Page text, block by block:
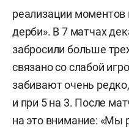
реализации моментов
дерби». В 7 матчах
забросили больше
связано со слабой
забивают очень
и при 5 на 3. После
на это внимание: «Мы